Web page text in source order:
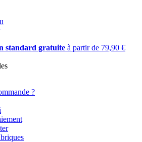
standard gratuite à partir de 79,90 €
?